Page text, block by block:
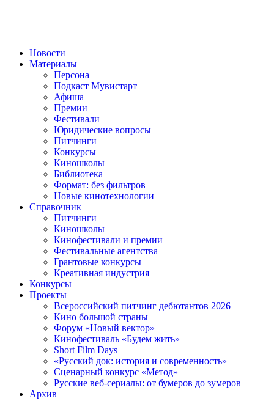
Новости
Материалы
Персона
Подкаст Мувистарт
Афиша
Премии
Фестивали
Юридические вопросы
Питчинги
Конкурсы
Киношколы
Библиотека
Формат: без фильтров
Новые кинотехнологии
Справочник
Питчинги
Киношколы
Кинофестивали и премии
Фестивальные агентства
Грантовые конкурсы
Креативная индустрия
Конкурсы
Проекты
Всероссийский питчинг дебютантов 2026
Кино большой страны
Форум «Новый вектор»
Кинофестиваль «Будем жить»
Short Film Days
«Русский док: история и современность»
Сценарный конкурс «Метод»
Русские веб-сериалы: от бумеров до зумеров
Архив